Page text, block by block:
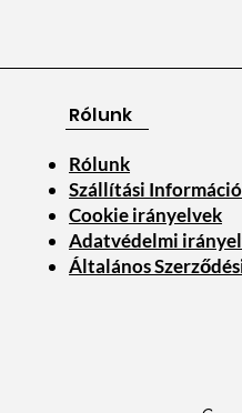
Rólunk
Rólunk
Szállítási
Cookie irányelvek
Adatvédelmi
Általános